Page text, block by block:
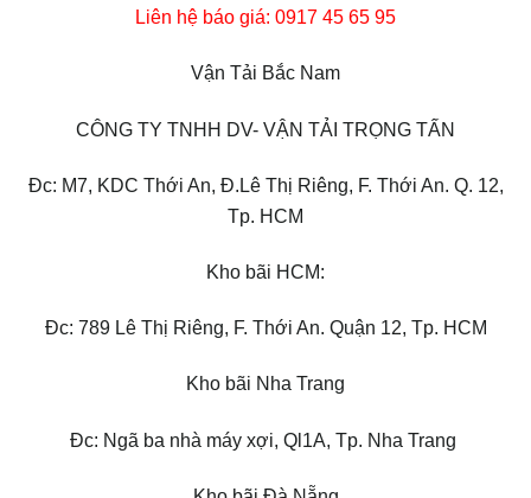
Liên hệ báo giá: 0917 45 65 95
Vận Tải Bắc Nam
CÔNG TY TNHH DV- VẬN TẢI TRỌNG TẤN
Đc: M7, KDC Thới An, Đ.Lê Thị Riêng, F. Thới An. Q. 12,
Tp. HCM
Kho bãi HCM:
Đc: 789 Lê Thị Riêng, F. Thới An. Quận 12, Tp. HCM
Kho bãi Nha Trang
Đc: Ngã ba nhà máy xợi, Ql1A, Tp. Nha Trang